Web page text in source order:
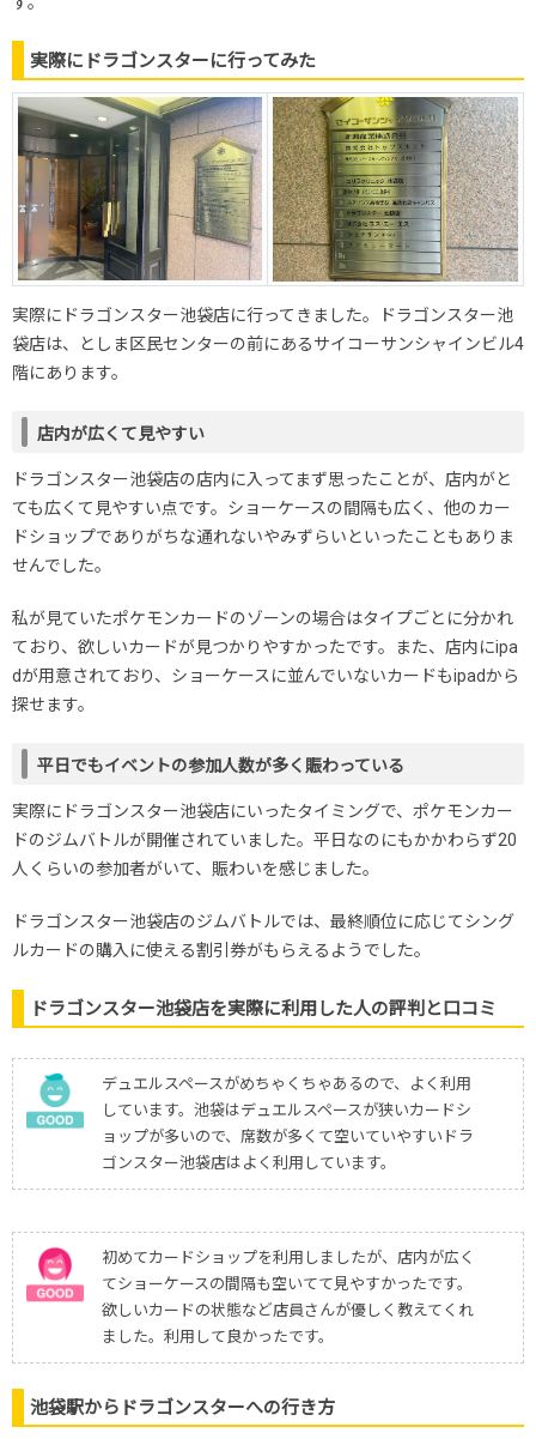
実際にドラゴンスターに行ってみた
実際にドラゴンスター池袋店に行ってきました。ドラゴンスター池
袋店は、としま区民センターの前にあるサイコーサンシャインビル4
階にあります。
店内が広くて見やすい
ドラゴンスター池袋店の店内に入ってまず思ったことが、店内がと
ても広くて見やすい点です。ショーケースの間隔も広く、他のカー
ドショップでありがちな通れないやみずらいといったこともありま
せんでした。
私が見ていたポケモンカードのゾーンの場合はタイプごとに分かれ
ており、欲しいカードが見つかりやすかったです。また、店内にipa
dが用意されており、ショーケースに並んでいないカードもipadから
探せます。
平日でもイベントの参加人数が多く賑わっている
実際にドラゴンスター池袋店にいったタイミングで、ポケモンカー
ドのジムバトルが開催されていました。平日なのにもかかわらず20
人くらいの参加者がいて、賑わいを感じました。
ドラゴンスター池袋店のジムバトルでは、最終順位に応じてシング
ルカードの購入に使える割引券がもらえるようでした。
ドラゴンスター池袋店を実際に利用した人の評判と口コミ
デュエルスペースがめちゃくちゃあるので、よく利用
しています。池袋はデュエルスペースが狭いカードシ
ョップが多いので、席数が多くて空いていやすいドラ
ゴンスター池袋店はよく利用しています。
初めてカードショップを利用しましたが、店内が広く
てショーケースの間隔も空いてて見やすかったです。
欲しいカードの状態など店員さんが優しく教えてくれ
ました。利用して良かったです。
池袋駅からドラゴンスターへの行き方